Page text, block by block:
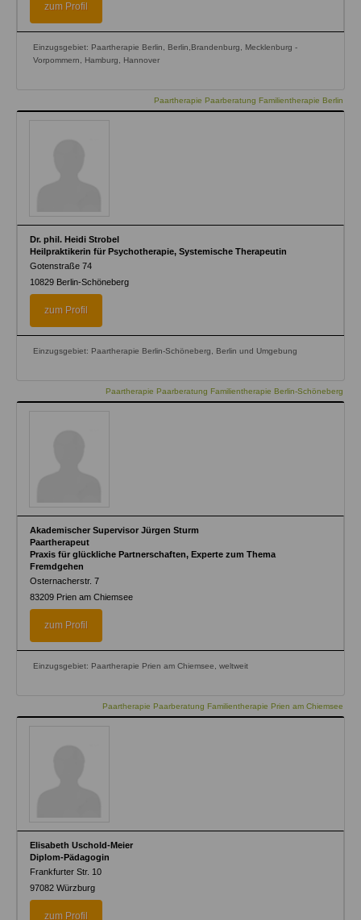
zum Profil
Einzugsgebiet: Paartherapie Berlin, Berlin,Brandenburg, Mecklenburg -
Vorpommern, Hamburg, Hannover
Paartherapie Paarberatung Familientherapie Berlin
Dr. phil. Heidi Strobel
Heilpraktikerin für Psychotherapie, Systemische Therapeutin
Gotenstraße 74
10829 Berlin-Schöneberg
zum Profil
Einzugsgebiet: Paartherapie Berlin-Schöneberg, Berlin und Umgebung
Paartherapie Paarberatung Familientherapie Berlin-Schöneberg
Akademischer Supervisor Jürgen Sturm
Paartherapeut
Praxis für glückliche Partnerschaften, Experte zum Thema
Fremdgehen
Osternacherstr. 7
83209 Prien am Chiemsee
zum Profil
Einzugsgebiet: Paartherapie Prien am Chiemsee, weltweit
Paartherapie Paarberatung Familientherapie Prien am Chiemsee
Elisabeth Uschold-Meier
Diplom-Pädagogin
Frankfurter Str. 10
97082 Würzburg
zum Profil